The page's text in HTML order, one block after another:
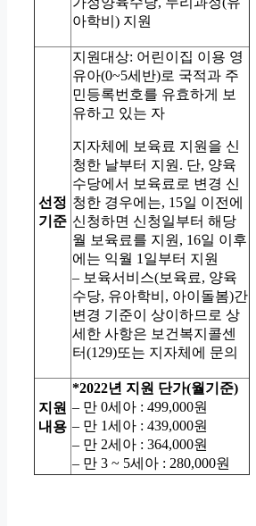
아학비) 지원
선정
기준
지원대상: 어린이집 이용 영
유아(0~5세반)로 국적과 주
민등록번호를 유효하게 보
유하고 있는 자
지자체에 보육료 지원을 신
청한 날부터 지원. 단, 양육
수당에서 보육료로 변경 신
청한 경우에는, 15일 이전에
신청하면 신청일부터 해당
월 보육료를 지원, 16일 이후
에는 익월 1일부터 지원
– 보육서비스(보육료, 양육
수당, 유아학비, 아이돌봄)간
변경 기준이 상이하므로 상
세한 사항은 보건복지콜센
터(129)또는 지자체에 문의
지원
내용
*2022년 지원 단가(월기준)
– 만 0세아 : 499,000원
– 만 1세아 : 439,000원
– 만 2세아 : 364,000원
– 만 3 ~ 5세아 : 280,000원